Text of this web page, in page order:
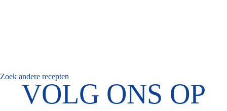
Zoek andere recepten
VOLG ONS OP